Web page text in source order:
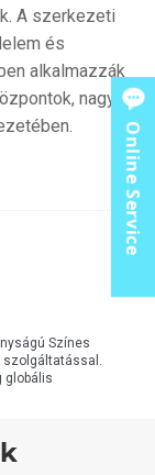
A szerkezeti
és
alkalmazzák
nagy
Színes
szolgáltatással.
globális
Online Service